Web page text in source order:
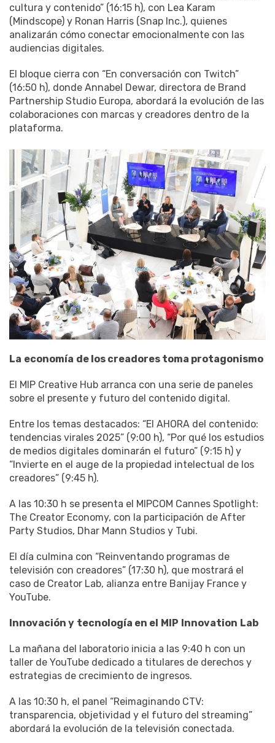
cultura y contenido” (16:15 h), con Lea Karam
(Mindscope) y Ronan Harris (Snap Inc.), quienes
analizarán cómo conectar emocionalmente con las
audiencias digitales.
El bloque cierra con “En conversación con Twitch”
(16:50 h), donde Annabel Dewar, directora de Brand
Partnership Studio Europa, abordará la evolución de las
colaboraciones con marcas y creadores dentro de la
plataforma.
La economía de los creadores toma protagonismo
El MIP Creative Hub arranca con una serie de paneles
sobre el presente y futuro del contenido digital.
Entre los temas destacados: “El AHORA del contenido:
tendencias virales 2025” (9:00 h), “Por qué los estudios
de medios digitales dominarán el futuro” (9:15 h) y
“Invierte en el auge de la propiedad intelectual de los
creadores” (9:45 h).
A las 10:30 h se presenta el MIPCOM Cannes Spotlight:
The Creator Economy, con la participación de After
Party Studios, Dhar Mann Studios y Tubi.
El día culmina con “Reinventando programas de
televisión con creadores” (17:30 h), que mostrará el
caso de Creator Lab, alianza entre Banijay France y
YouTube.
Innovación y tecnología en el MIP Innovation Lab
La mañana del laboratorio inicia a las 9:40 h con un
taller de YouTube dedicado a titulares de derechos y
estrategias de crecimiento de ingresos.
A las 10:30 h, el panel “Reimaginando CTV:
transparencia, objetividad y el futuro del streaming”
abordará la evolución de la televisión conectada.